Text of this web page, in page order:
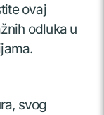
ovaj
odluka u
svog